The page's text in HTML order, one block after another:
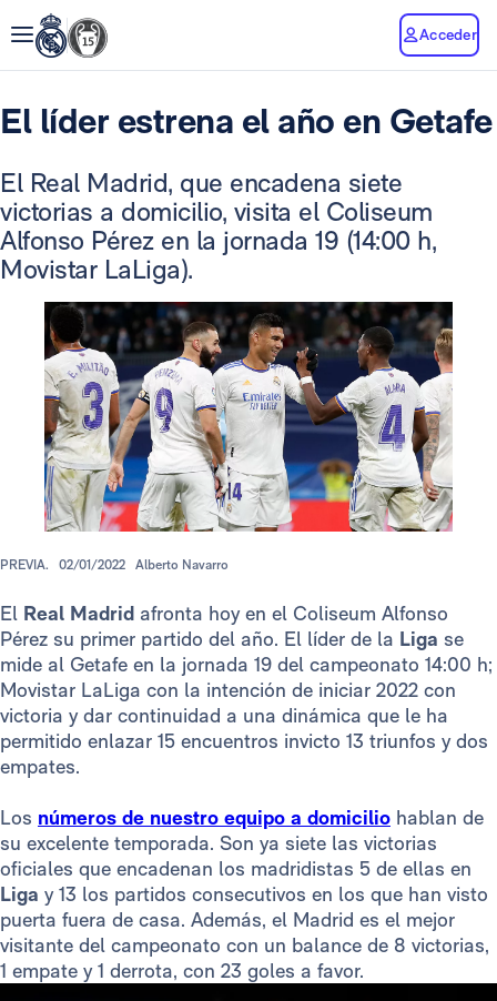
Acceder
El líder estrena el año en Getafe
El Real Madrid, que encadena siete
victorias a domicilio, visita el Coliseum
Alfonso Pérez en la jornada 19 (14:00 h,
Movistar LaLiga).
PREVIA. 02/01/2022 Alberto Navarro
El Real Madrid afronta hoy en el Coliseum Alfonso
Pérez su primer partido del año. El líder de la Liga se
mide al Getafe en la jornada 19 del campeonato 14:00 h;
Movistar LaLiga con la intención de iniciar 2022 con
victoria y dar continuidad a una dinámica que le ha
permitido enlazar 15 encuentros invicto 13 triunfos y dos
empates.
Los números de nuestro equipo a domicilio hablan de
su excelente temporada. Son ya siete las victorias
oficiales que encadenan los madridistas 5 de ellas en
Liga y 13 los partidos consecutivos en los que han visto
puerta fuera de casa. Además, el Madrid es el mejor
visitante del campeonato con un balance de 8 victorias,
1 empate y 1 derrota, con 23 goles a favor.